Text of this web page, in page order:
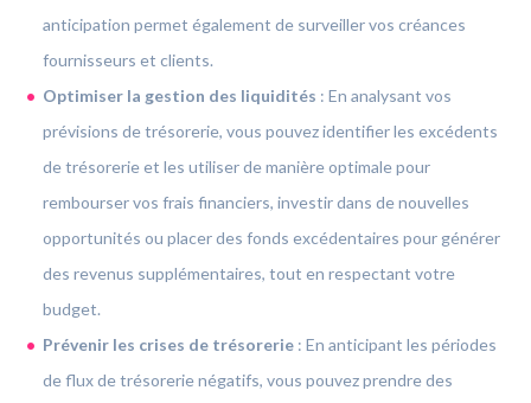
anticipation permet également de surveiller vos créances
fournisseurs et clients.
Optimiser la gestion des liquidités : En analysant vos
prévisions de trésorerie, vous pouvez identifier les excédents
de trésorerie et les utiliser de manière optimale pour
rembourser vos frais financiers, investir dans de nouvelles
opportunités ou placer des fonds excédentaires pour générer
des revenus supplémentaires, tout en respectant votre
budget.
Prévenir les crises de trésorerie : En anticipant les périodes
de flux de trésorerie négatifs, vous pouvez prendre des